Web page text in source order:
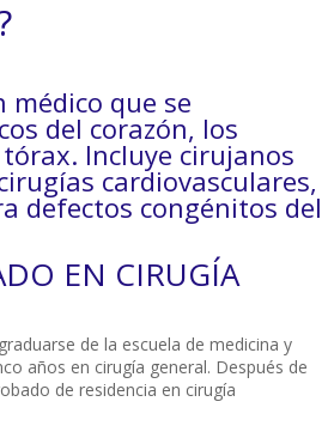
que se
del corazón, los
Incluye cirujanos
cardiovasculares,
defectos congénitos del
EN CIRUGÍA
de la escuela de medicina y
años en cirugía general. Después de
de residencia en cirugía